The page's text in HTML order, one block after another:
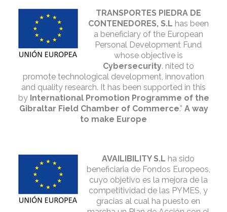
TRANSPORTES PIEDRA DE
CONTENEDORES, S.L has been
a beneficiary of the European
Personal Development Fund
whose objective is
Cybersecurity. nited to
promote technological development, innovation
and quality research. It has been supported in this
by International Promotion Programme of the
Gibraltar Field Chamber of Commerce.” A way
to make Europe
AVAILIBILITY S.L ha sido
beneficiaria de Fondos Europeos,
cuyo objetivo es la mejora de la
competitividad de las PYMES, y
gracias al cual ha puesto en